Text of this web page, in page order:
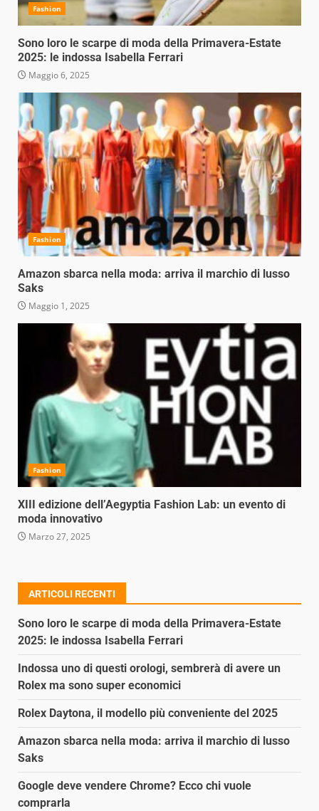
Fashion
Sono loro le scarpe di moda della Primavera-Estate
2025: le indossa Isabella Ferrari
Maggio 6, 2025
Fashion
Amazon sbarca nella moda: arriva il marchio di lusso
Saks
Maggio 1, 2025
Fashion
XIII edizione dell’Aegyptia Fashion Lab: un evento di
moda innovativo
Marzo 27, 2025
ARTICOLI RECENTI
Sono loro le scarpe di moda della Primavera-Estate
2025: le indossa Isabella Ferrari
Indossa uno di questi orologi, sembrerà di avere un
Rolex ma sono super economici
Rolex Daytona, il modello più conveniente del 2025
Amazon sbarca nella moda: arriva il marchio di lusso
Saks
Google deve vendere Chrome? Ecco chi vuole
comprarla